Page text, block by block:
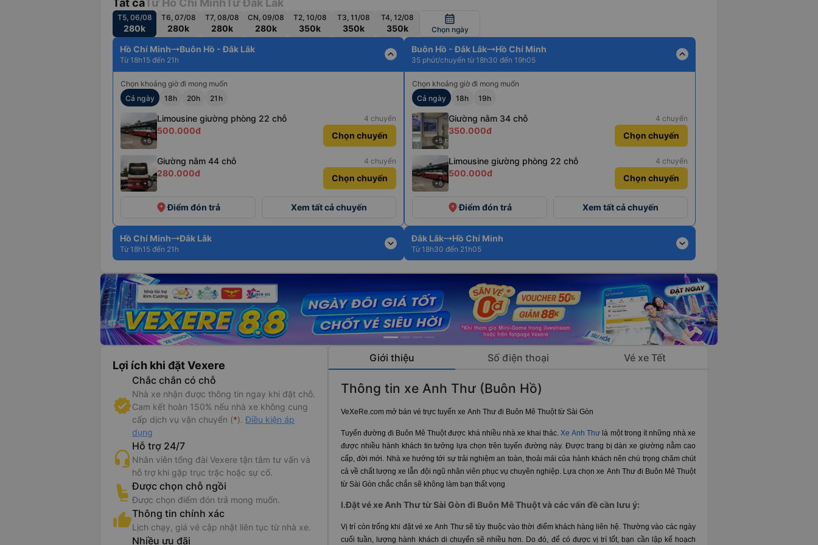
Tất cảTừ Hồ Chí MinhTừ Đắk Lắk
T5, 06/08
280k
T6, 07/08
280k
T7, 08/08
280k
CN, 09/08
280k
T2, 10/08
350k
T3, 11/08
350k
T4, 12/08
350k
calendar_month
Chọn ngày
Hồ Chí Minh Buôn Hồ - Đắk Lắk
Từ 18h15 đến 21h expand_less
Chọn khoảng giờ đi mong muốn
Cả ngày
18h 20h 21h
+6
Limousine giường phòng 22 chỗ 4 chuyến
500.000đ Chọn chuyến
+5
Giường nằm 44 chỗ 4 chuyến
280.000đ Chọn chuyến
placeĐiểm đón trả Xem tất cả chuyến
Buôn Hồ - Đắk Lắk Hồ Chí Minh
35 phút/chuyến từ 18h30 đến 19h05 expand_less
Chọn khoảng giờ đi mong muốn
Cả ngày
18h 19h
+5
Giường nằm 34 chỗ 4 chuyến
350.000đ Chọn chuyến
+6
Limousine giường phòng 22 chỗ 4 chuyến
500.000đ Chọn chuyến
placeĐiểm đón trả Xem tất cả chuyến
Hồ Chí Minh Đắk Lắk
Từ 18h15 đến 21h expand_more Đắk Lắk Hồ Chí Minh
Từ 18h30 đến 21h05 expand_more
Lợi ích khi đặt Vexere
Chắc chắn có chỗ
Nhà xe nhận được thông tin ngay khi đặt chỗ.
Cam kết hoàn 150% nếu nhà xe không cung
cấp dịch vụ vận chuyển (*). Điều kiện áp
dụng
Hỗ trợ 24/7
Nhân viên tổng đài Vexere tận tâm tư vấn và
hỗ trợ khi gặp trục trặc hoặc sự cố.
Được chọn chỗ ngồi
Được chọn điểm đón trả mong muốn.
Thông tin chính xác
Lịch chạy, giá vé cập nhật liên tục từ nhà xe.
Nhiều ưu đãi
Giới thiệu Số điện thoại Vé xe Tết
Thông tin xe Anh Thư (Buôn Hồ)
VeXeRe.com mở bán vé trực tuyến xe Anh Thư đi Buôn Mê Thuột từ Sài Gòn
Tuyến đường đi Buôn Mê Thuột được khá nhiều nhà xe khai thác. Xe Anh Thư là một trong ít những nhà xe
được nhiều hành khách tin tưởng lựa chọn trên tuyến đường này. Được trang bị dàn xe giường nằm cao
cấp, đời mới. Nhà xe hướng tới sự trải nghiệm an toàn, thoải mái của hành khách nên chú trọng chăm chút
cả về chất lượng xe lẫn đội ngũ nhân viên phục vụ chuyên nghiệp. Lựa chọn xe Anh Thư đi Buôn Mê Thuột
từ Sài Gòn chắc chắn sẽ không làm bạn thất vọng
I.Đặt vé xe Anh Thư từ Sài Gòn đi Buôn Mê Thuột và các vấn đề cần lưu ý:
Vị trí còn trống khi đặt vé xe Anh Thư sẽ tùy thuộc vào thời điểm khách hàng liên hệ. Thường vào các ngày
cuối tuần, lượng hành khách di chuyển sẽ nhiều hơn. Do đó, để có được vị trí tốt, bạn cần lập kế hoạch